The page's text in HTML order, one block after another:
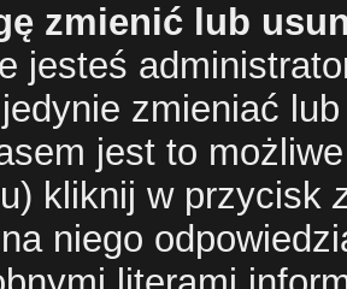
zmienić lub
jesteś
zmieniać
jest to
kliknij w przycisk
niego